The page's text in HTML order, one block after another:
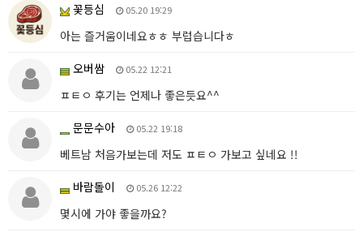
꽃등심
05.20 19:29
아는 즐거움이네요ㅎㅎ 부럽습니다ㅎ
오버쌈
05.22 12:21
ㅍㅌㅇ 후기는 언제나 좋은듯요^^
문문수아
05.22 19:18
베트남 처음가보는데 저도 ㅍㅌㅇ 가보고 싶네요 !!
바람돌이
05.26 12:22
몇시에 가야 좋을까요?